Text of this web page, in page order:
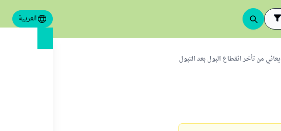
العربية
يعاني من تأخر انقطاع البول بعد التبول